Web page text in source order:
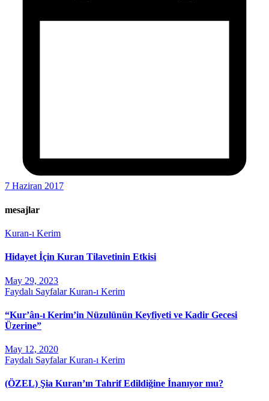
7 Haziran 2017
mesajlar
Kuran-ı Kerim
Hidayet İçin Kuran Tilavetinin Etkisi
May 29, 2023
Faydalı SayfalarKuran-ı Kerim
“Kur’ân-ı Kerim’in Nüzulünün Keyfiyeti ve Kadir Gecesi
Üzerine”
May 12, 2020
Faydalı SayfalarKuran-ı Kerim
(ÖZEL) Şia Kuran’ın Tahrif Edildiğine İnanıyor mu?